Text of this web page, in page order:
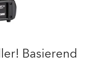
Basierend